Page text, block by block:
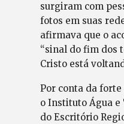
surgiram com
fotos em suas
afirmava que o
“sinal do fim dos
Cristo está
Por conta da
o Instituto Água
do Escritório